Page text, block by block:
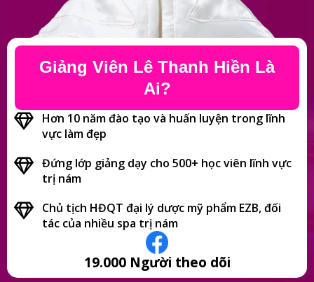
Giảng Viên Lê Thanh Hiền Là
Ai?
Hơn 10 năm đào tạo và huấn luyện trong lĩnh
vực làm đẹp
Đứng lớp giảng dạy cho 500+ học viên lĩnh vực
trị nám
Chủ tịch HĐQT đại lý dược mỹ phẩm EZB, đối
tác của nhiều spa trị nám
19.000 Người theo dõi